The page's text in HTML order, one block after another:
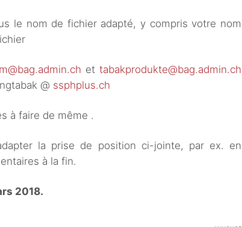
le nom de fichier adapté, y compris votre nom
et tabakprodukte@bag.admin.ch
@ ssphplus.ch
à faire de même .
la prise de position ci-jointe, par ex. en
à la fin.
2018.